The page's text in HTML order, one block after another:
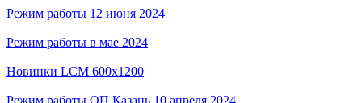
Режим работы 12 июня 2024
Режим работы в мае 2024
Новинки LCM 600x1200
Режим работы ОП Казань 10 апреля 2024